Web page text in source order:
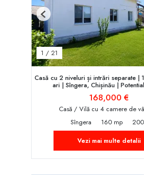
1 / 21
Previous
Casă cu 2 niveluri și intrări separate |
ari | Sîngera, Chișinău |
168,000 €
Casă / Vilă cu 4 camere de
Sîngera
160 mp
Vezi mai multe detalii